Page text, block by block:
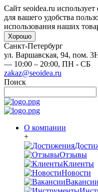
Сайт seoidea.ru использует
для вашего удобства
использования наших
Хорошо
Санкт-Петербург
ул. Варшавская, 94, пом.
— 10:00 – 20:00, ПН - СБ
zakaz@seoidea.ru
Поиск
О компании
+
Отзывы
Клиенты
Новости
Вакансии